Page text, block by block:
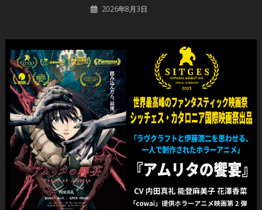
2026年8月3日